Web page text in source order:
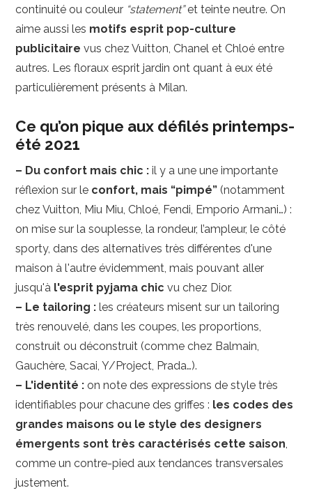
continuité ou couleur “statement”et teinte neutre. On
aime aussi les motifs esprit pop-culture
publicitaire vus chez Vuitton, Chanel et Chloé entre
autres. Les floraux esprit jardin ont quant à eux été
particulièrement présents à Milan.
Ce qu’on pique aux défilés printemps-
été 2021
– Du confort mais chic : il y a une une importante
réflexion sur le confort, mais “pimpé” (notamment
chez Vuitton, Miu Miu, Chloé, Fendi, Emporio Armani…) :
on mise sur la souplesse, la rondeur, l’ampleur, le côté
sporty, dans des alternatives très différentes d'une
maison à l'autre évidemment, mais pouvant aller
jusqu'à l'esprit pyjama chic vu chez Dior.
– Le tailoring : les créateurs misent sur un tailoring
très renouvelé, dans les coupes, les proportions,
construit ou déconstruit (comme chez Balmain,
Gauchère, Sacai, Y/Project, Prada…).
– L'identité :on note des expressions de style très
identifiables pour chacune des griffes : les codes des
grandes maisons ou le style des designers
émergents sont très caractérisés cette saison,
comme un contre-pied aux tendances transversales
justement.